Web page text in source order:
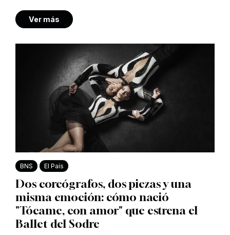
Ver más
BNS El País
Dos coreógrafos, dos piezas y una
misma emoción: cómo nació
"Tócame, con amor" que estrena el
Ballet del Sodre